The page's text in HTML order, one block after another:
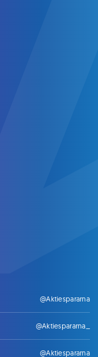
@Aktiespararna
@Aktiespararna_
@Aktiespararna